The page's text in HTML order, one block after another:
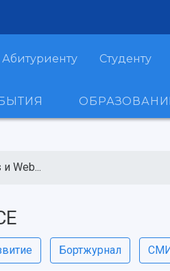
Абитуриенту Студенту
Web...
Бортжурнал